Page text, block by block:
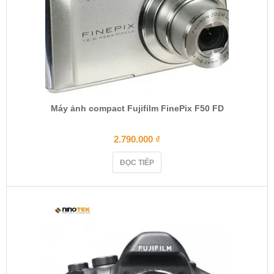
Máy ảnh compact Fujifilm FinePix F50 FD
2.790.000 ₫
ĐỌC TIẾP